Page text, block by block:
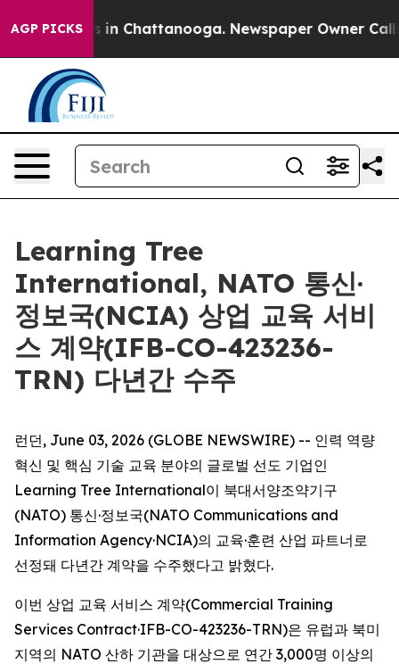
AGP PICKS
Chaos in Chattanooga. Newspaper Owner Calls
Learning Tree
International, NATO 통신·
정보국(NCIA) 상업 교육 서비
스 계약(IFB-CO-423236-
TRN) 다년간 수주
런던, June 03, 2026 (GLOBE NEWSWIRE) -- 인력 역량
혁신 및 핵심 기술 교육 분야의 글로벌 선도 기업인
Learning Tree International이 북대서양조약기구
(NATO) 통신·정보국(NATO Communications and
Information Agency·NCIA)의 교육·훈련 산업 파트너로
선정돼 다년간 계약을 수주했다고 밝혔다.
이번 상업 교육 서비스 계약(Commercial Training
Services Contract·IFB-CO-423236-TRN)은 유럽과 북미
지역의 NATO 산하 기관을 대상으로 연간 3,000명 이상의